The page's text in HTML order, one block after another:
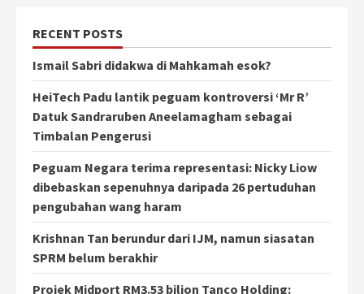
RECENT POSTS
Ismail Sabri didakwa di Mahkamah esok?
HeiTech Padu lantik peguam kontroversi ‘Mr R’
Datuk Sandraruben Aneelamagham sebagai
Timbalan Pengerusi
Peguam Negara terima representasi: Nicky Liow
dibebaskan sepenuhnya daripada 26 pertuduhan
pengubahan wang haram
Krishnan Tan berundur dari IJM, namun siasatan
SPRM belum berakhir
Projek Midport RM3.53 bilion Tanco Holding: